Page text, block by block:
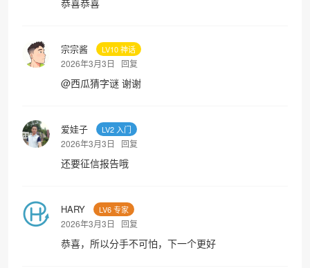
宗宗酱 LV10 神话
2026年3月3日 回复
@西瓜猜字谜 谢谢
爱娃子 LV2 入门
2026年3月3日 回复
还要征信报告哦
HARY LV6 专家
2026年3月3日 回复
恭喜，所以分手不可怕，下一个更好